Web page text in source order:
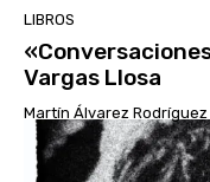
LIBROS
Vargas Llosa
Martín Álvarez Rodríguez